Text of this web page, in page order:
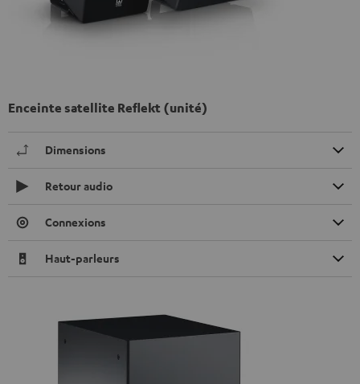
Enceinte satellite Reflekt (unité)
Dimensions
Retour audio
Connexions
Haut-parleurs